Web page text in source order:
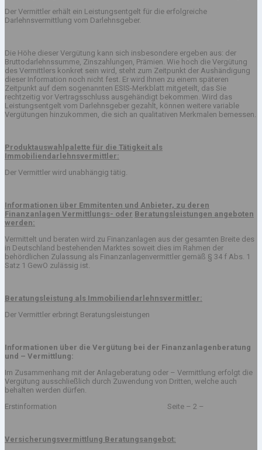
Der Vermittler erhält ein Leistungsentgelt für die erfolgreiche
Darlehnsvermittlung vom Darlehnsgeber.
Die Höhe dieser Vergütung kann sich insbesondere ergeben aus: der
Bruttodarlehnssumme, Zinszahlungen, Prämien. Wie hoch die Vergütung
des Vermittlers konkret sein wird, steht zum Zeitpunkt der Aushändigung
dieser Information noch nicht fest. Er wird Ihnen zu einem späteren
Zeitpunkt auf dem sogenannten ESIS-Merkblatt mitgeteilt, das Sie
rechtzeitig vor Vertragsschluss ausgehändigt bekommen. Wird das
Leistungsentgelt vom Darlehnsgeber gezahlt, können weitere variable
Vergütungen hinzukommen, die sich an qualitativen Merkmalen bemessen.
Produktauswahlpalette für die Tätigkeit als
Immobiliendarlehnsvermittler:
Der Vermittler wird unabhängig tätig.
Informationen über Emmitenten und Anbieter, zu deren
Finanzanlagen Vermittlungs- oder Beratungsleistungen angeboten
werden:
Vermittelt und beraten wird zu Finanzanlagen aus der gesamten Breite des
in Deutschland bestehenden Marktes soweit dies im Rahmen der
behördlichen Zulassung als Finanzanlagenvermittler gemäß § 34 f Abs. 1
Satz 1 GewO zulässig ist.
Beratungsleistung als Immobiliendarlehnsvermittler:
Der Vermittler erbringt Beratungsleistungen
Informationen über die Vergütung bei der Finanzanlagenberatung
und – Vermittlung:
Im Zusammenhang mit der Anlageberatung oder – Vermittlung erfolgt die
Vergütung ausschließlich durch Zuwendung von Dritten, welche auch
behalten werden dürfen.
Erstinformation Seite – 2 –
Versicherungsvermittlung Beratungsangebot: